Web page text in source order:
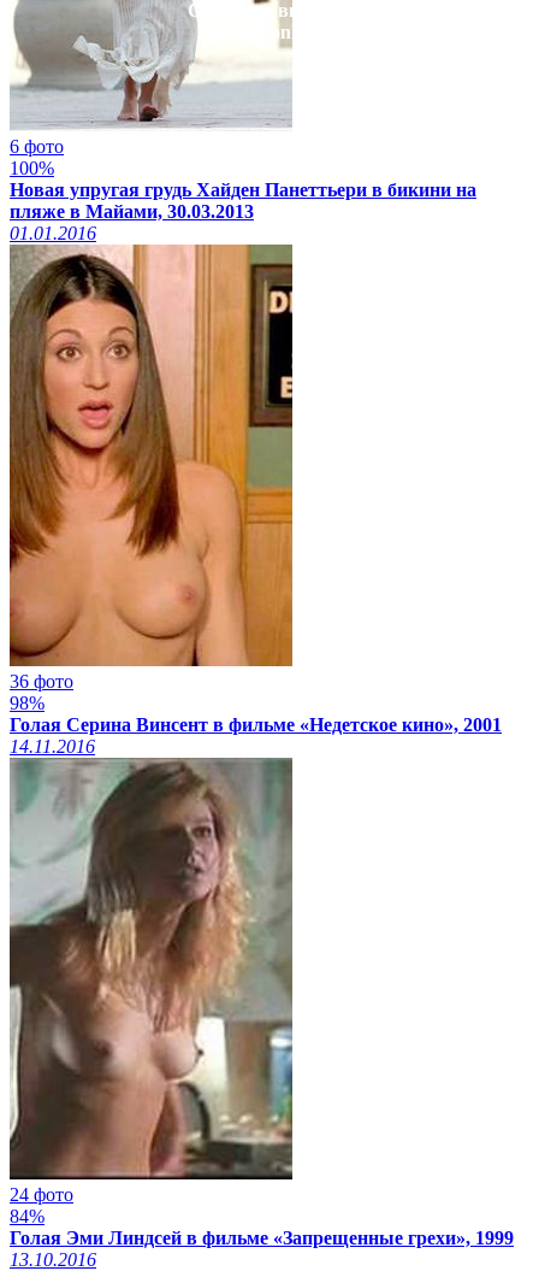
Смотреть видео на
xcadr.online
6 фото
100%
Новая упругая грудь Хайден Панеттьери в бикини на
пляже в Майами, 30.03.2013
01.01.2016
36 фото
98%
Голая Серина Винсент в фильме «Недетское кино», 2001
14.11.2016
24 фото
84%
Голая Эми Линдсей в фильме «Запрещенные грехи», 1999
13.10.2016